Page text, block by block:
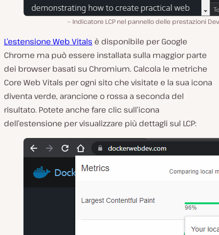
Indicatore LCP nel pannello delle prestazioni
L’estensione Web Vitals è disponibile per Google
Chrome ma può essere installata sulla maggior parte
dei browser basati su Chromium. Calcola le metriche
Core Web Vitals per ogni sito che visitate e la sua icona
diventa verde, arancione o rossa a seconda del
risultato. Potete anche fare clic sull’icona
dell’estensione per visualizzare più dettagli sul LCP: